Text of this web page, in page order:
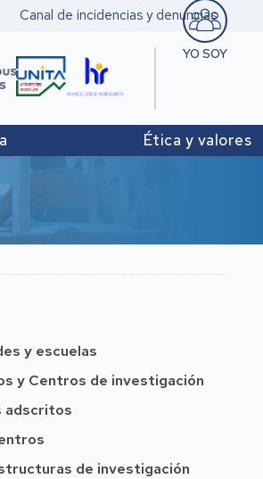
Canal de incidencias y denuncias
YO SOY
Pers.
Ética y valores
y escuelas
y Centros de investigación
adscritos
de investigación